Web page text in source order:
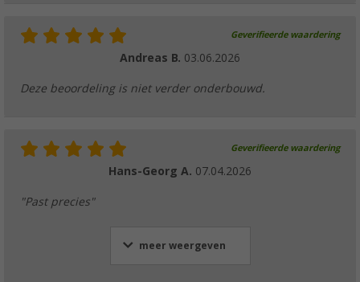
Geverifieerde waardering
Andreas B. 03.06.2026
Deze beoordeling is niet verder onderbouwd.
Geverifieerde waardering
Hans-Georg A. 07.04.2026
"Past precies"
meer weergeven